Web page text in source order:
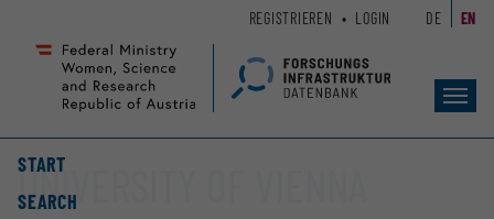
Seiteninhalt
Accesskey
Hauptnavigation
Accesskey
START
SEARCH
REGISTRIEREN LOGIN DE EN
UNIVERSITY OF VIENNA